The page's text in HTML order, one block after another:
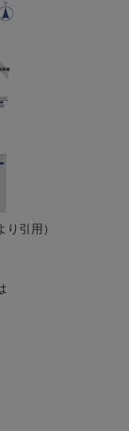
り引用）